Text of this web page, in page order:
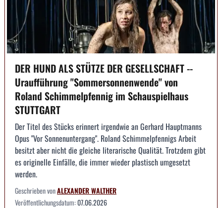
DER HUND ALS STÜTZE DER GESELLSCHAFT --
Uraufführung "Sommersonnenwende" von
Roland Schimmelpfennig im Schauspielhaus
STUTTGART
Der Titel des Stücks erinnert irgendwie an Gerhard Hauptmanns
Opus "Vor Sonnenuntergang". Roland Schimmelpfennigs Arbeit
besitzt aber nicht die gleiche literarische Qualität. Trotzdem gibt
es originelle Einfälle, die immer wieder plastisch umgesetzt
werden.
Geschrieben vonALEXANDER WALTHER
Veröffentlichungsdatum:07.06.2026